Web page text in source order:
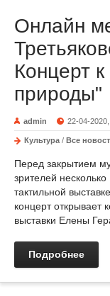
Онлайн
Концерт
природы"
admin 22-04-
Культура / Все
Перед закрытием
зрителей
тактильной
концерт открывает
выставки Елены
Подробнее